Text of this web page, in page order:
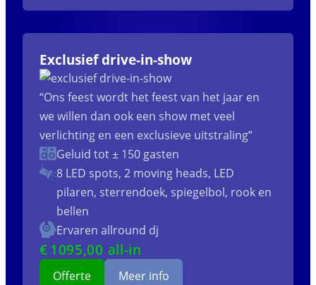
Exclusief drive-in-show
“Ons feest wordt het feest van het jaar en
we willen dan ook een show met veel
verlichting en een exclusieve uitstraling”
Geluid tot ± 150 gasten
8 LED spots, 2 moving heads, LED
pilaren, sterrendoek, spiegelbol, rook en
bellen
Ervaren allround dj
€ 1095,00 all-in
Offerte Meer info